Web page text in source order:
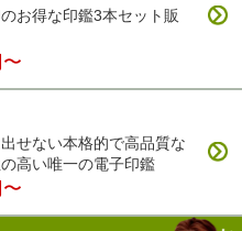
お得な印鑑3本セット販
せない本格的で高品質な
高い唯一の電子印鑑